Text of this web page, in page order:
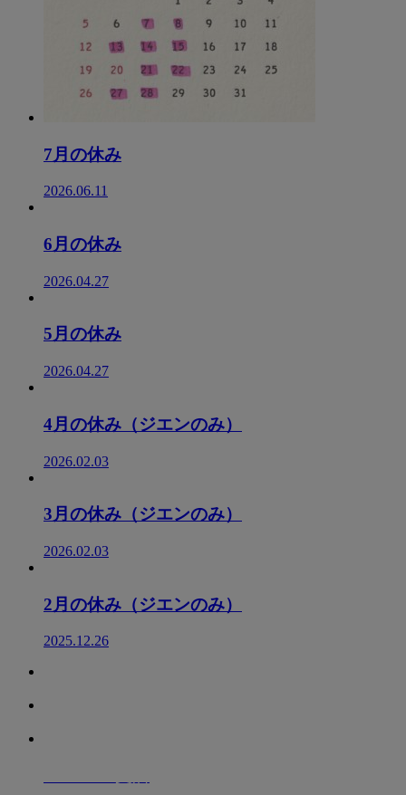
7月の休み
2026.06.11
6月の休み
2026.04.27
5月の休み
2026.04.27
4月の休み（ジエンのみ）
2026.02.03
3月の休み（ジエンのみ）
2026.02.03
2月の休み（ジエンのみ）
2025.12.26